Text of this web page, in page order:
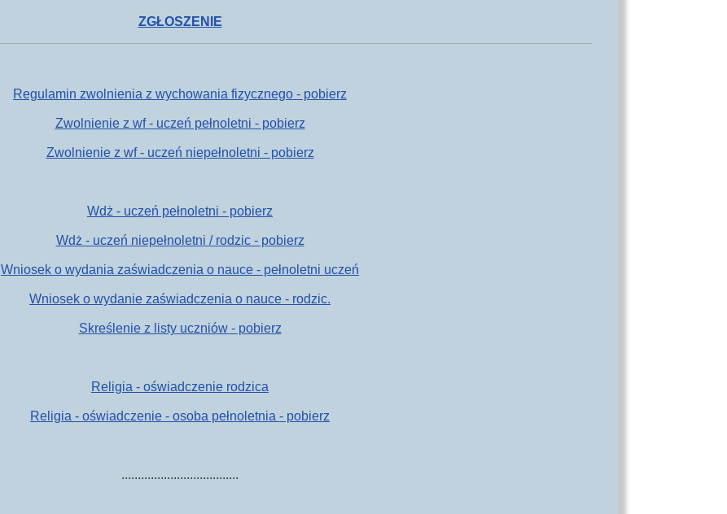
ZGŁOSZENIE
Regulamin zwolnienia z wychowania fizycznego - pobierz
Zwolnienie z wf - uczeń pełnoletni - pobierz
Zwolnienie z wf - uczeń niepełnoletni - pobierz
Wdż - uczeń pełnoletni - pobierz
Wdż - uczeń niepełnoletni / rodzic - pobierz
Wniosek o wydania zaświadczenia o nauce - pełnoletni uczeń
Wniosek o wydanie zaświadczenia o nauce - rodzic.
Skreślenie z listy uczniów - pobierz
Religia - oświadczenie rodzica
Religia - oświadczenie - osoba pełnoletnia - pobierz
....................................